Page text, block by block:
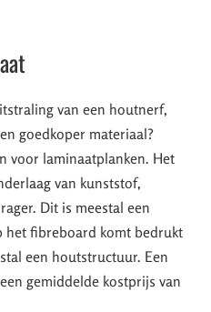
van een houtnerf,
goedkoper materiaal?
voor laminaatplanken. Het
van kunststof,
Dit is meestal een
het fibreboard komt bedrukt
een houtstructuur. Een
gemiddelde kostprijs van